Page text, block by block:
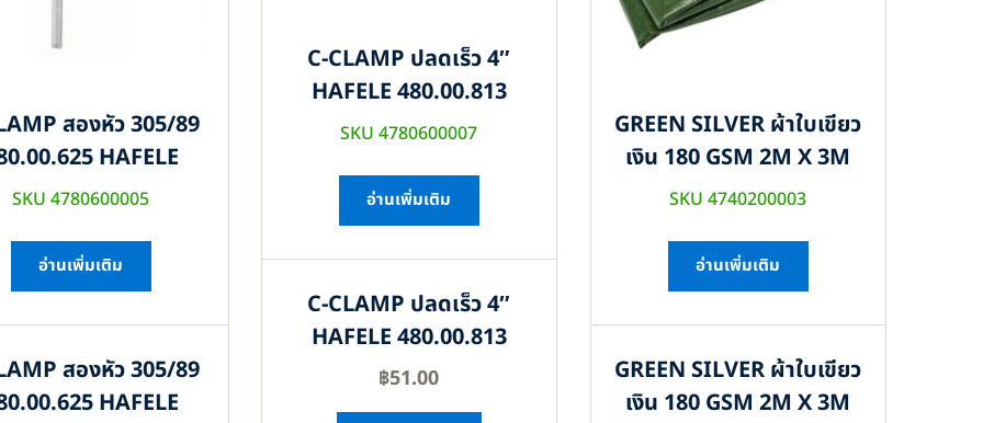
C-CLAMP ปลดเร็ว 4″
HAFELE 480.00.813
SKU 4780600007
อ่านเพิ่มเติม
C-CLAMP ปลดเร็ว 4″
HAFELE 480.00.813
฿51.00
สองหัว 305/89
HAFELE
SKU 4780600005
อ่านเพิ่มเติม
สองหัว 305/89
HAFELE
GREEN SILVER ผ้าใบเขียว
เงิน 180 GSM 2M X 3M
SKU 4740200003
อ่านเพิ่มเติม
GREEN SILVER ผ้าใบเขียว
เงิน 180 GSM 2M X 3M